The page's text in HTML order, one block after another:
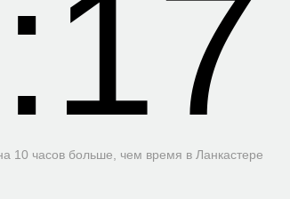
10 часов больше, чем время в Ланкастере